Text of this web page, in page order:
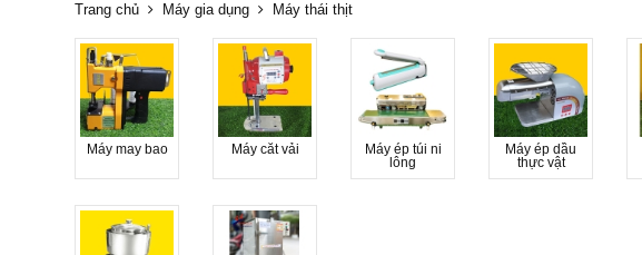
Trang chủ Máy gia dụng Máy thái thịt
Máy may bao Máy cắt vải
Máy ép túi ni
lông
Máy ép dầu
thực vật